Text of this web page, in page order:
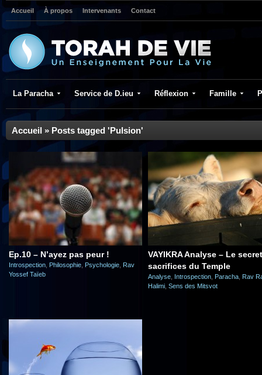
Accueil À propos Intervenants Contact
La Paracha Service de D.ieu Réflexion Famille
Accueil » Posts tagged 'Pulsion'
Ep.10 – N’ayez pas peur !
Introspection Philosophie Psychologie Rav
Yossef Taïeb
VAYIKRA Analyse – Le
sacrifices du Temple
Analyse Introspection Paracha Rav
Halimi Sens des Mitsvot